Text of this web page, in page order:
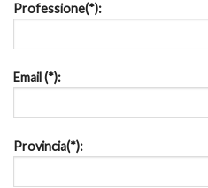
Professione(*):
Email (*):
Provincia(*):